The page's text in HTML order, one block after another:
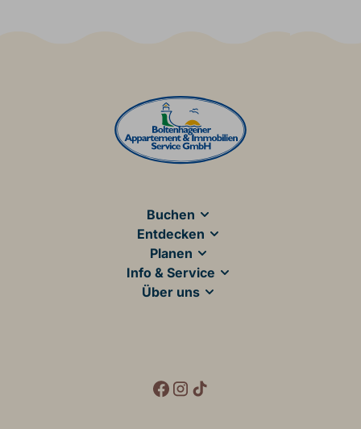
Buchen
Entdecken
Planen
Info & Service
Über uns
Social Media